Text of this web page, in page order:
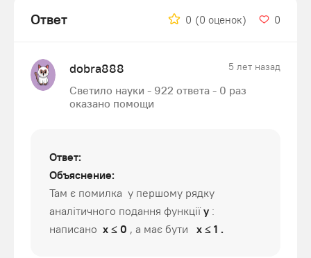
Ответ 0 (0 оценок) 0
dobra888 5 лет назад
Светило науки - 922 ответа - 0 раз
оказано помощи
Ответ:
Объяснение:
Там є помилка у першому рядку
аналітичного подання функціїу :
написано x ≤ 0 , а має бути x ≤ 1 .